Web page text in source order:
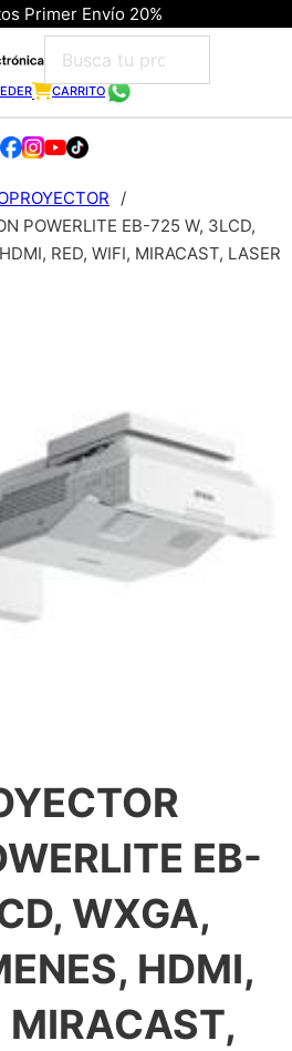
Primer Envío 20%
CARRITO
/
POWERLITE EB-725 W, 3LCD,
RED, WIFI, MIRACAST, LASER
EB-
WXGA,
HDMI,
MIRACAST,